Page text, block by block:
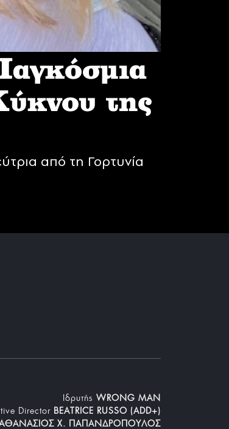
της
από τη Γορτυνία
Iδρυτής WRONG MAN
Director BEATRICE RUSSO (ADD+)
Χ. ΠΑΠΑΝΔΡΟΠΟΥΛΟΣ